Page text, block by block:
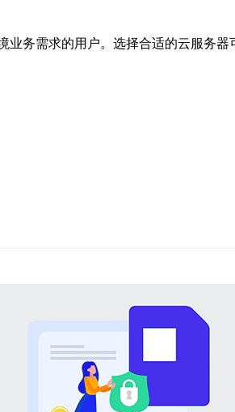
务需求的用户。选择合适的云服务